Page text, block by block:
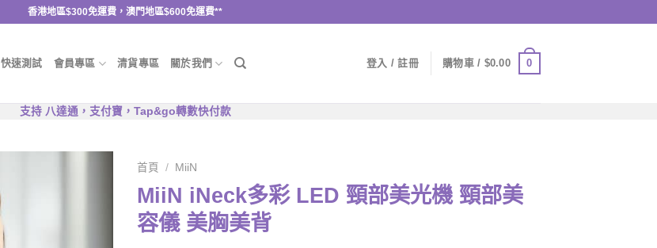
香港地區$300免運費，澳門地區$600免運費**
快速測試 會員專區 清貨專區 關於我們 登入 / 註冊 購物車 / $0.00 0
支持 八達通，支付寶，Tap&go轉數快付款
首頁 / MiiN
MiiN iNeck多彩 LED 頸部美光機 頸部美
容儀 美胸美背